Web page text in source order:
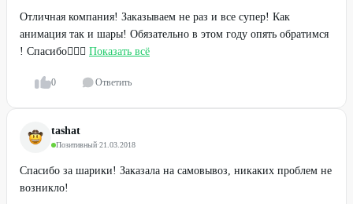
Отличная компания! Заказываем не раз и все супер! Как
анимация так и шары! Обязательно в этом году опять обратимся
! Спасибо👍🏼🎉 Показать всё
0 Ответить
tashat
Позитивный·21.03.2018
Спасибо за шарики! Заказала на самовывоз, никаких проблем не
возникло!